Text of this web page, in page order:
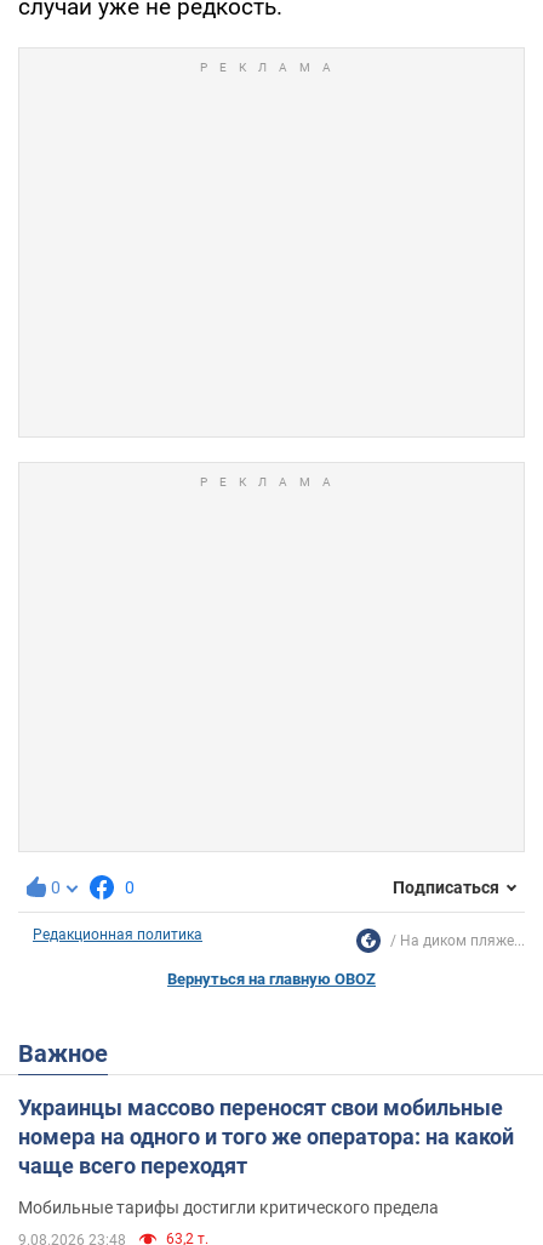
случаи уже не редкость.
0 0 Подписаться
Редакционная политика На диком пляже...
Вернуться на главную OBOZ
Важное
Украинцы массово переносят свои мобильные
номера на одного и того же оператора: на какой
чаще всего переходят
Мобильные тарифы достигли критического предела
9.08.2026 23:48 63,2 т.